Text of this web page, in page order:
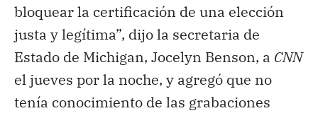
bloquear la certificación de una elección
justa y legítima”, dijo la secretaria de
Estado de Michigan, Jocelyn Benson, a CNN
el jueves por la noche, y agregó que no
tenía conocimiento de las grabaciones